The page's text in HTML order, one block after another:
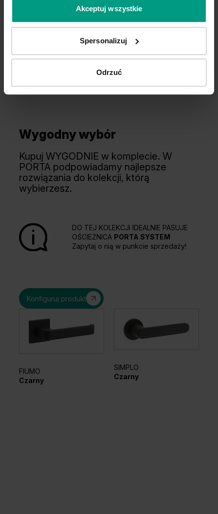
Akceptuj wszystkie
Spersonalizuj
Odrzuć
Wygodny wybór
Kupuj WYGODNIE w komplecie. W
PORTA podpowiadamy najlepsze
rozwiązania do kolekcji, którą
wybierzesz.
DO TEJ KOLEKCJI IDEALNIE PASUJE
OŚCIEŻNICA PORTA SYSTEM
Zapytaj o nią w punkcie sprzedaży!
Konfiguruj produkt
FIUMO
Czarny
SIMPLO
Czarny